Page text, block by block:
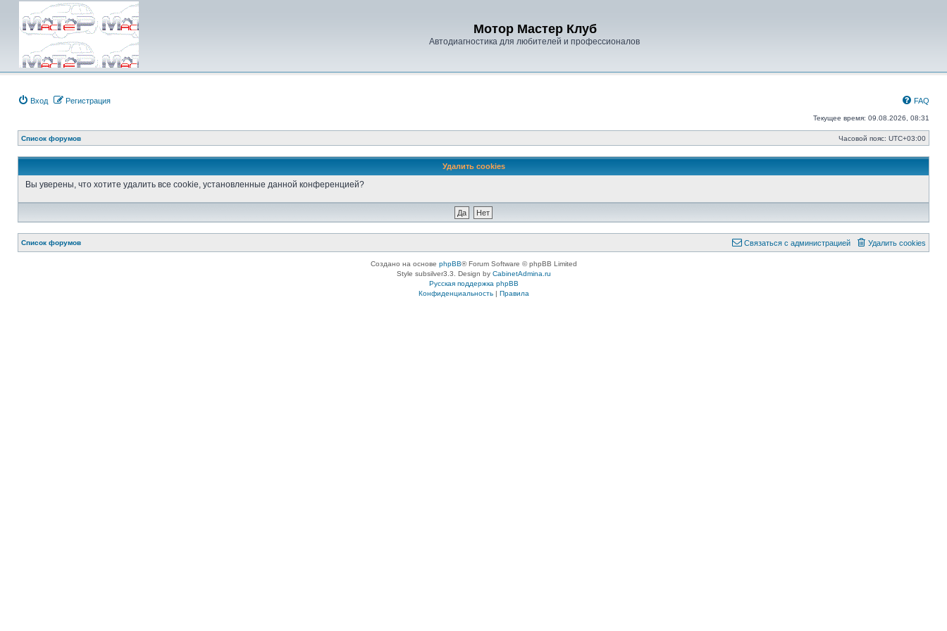
Мотор Мастер Клуб
Автодиагностика для любителей и профессионалов
Вход Регистрация FAQ
Текущее время: 09.08.2026, 08:31
Список форумов Часовой пояс: UTC+03:00
Удалить cookies
Вы уверены, что хотите удалить все cookie, установленные данной конференцией?
Список форумов Удалить cookies
Связаться с администрацией
Создано на основе phpBB® Forum Software © phpBB Limited
Style subsilver3.3. Design by CabinetAdmina.ru
Русская поддержка phpBB
Конфиденциальность| Правила